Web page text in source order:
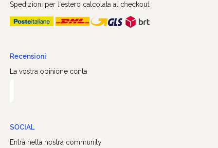
Spedizioni per l'estero calcolata al checkout
Recensioni
La vostra opinione conta
SOCIAL
Entra nella nostra community